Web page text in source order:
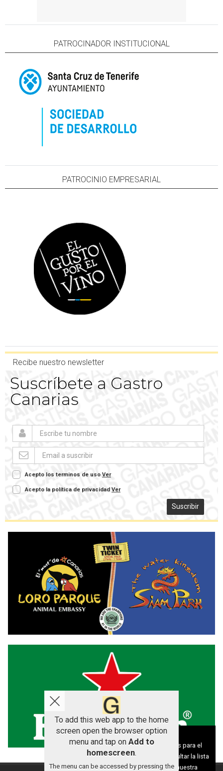
PATROCINADOR INSTITUCIONAL
PATROCINIO EMPRESARIAL
Recibe nuestro newsletter
Suscríbete a Gastro
Canarias
Acepto los terminos de uso Ver
Acepto la política de privacidad Ver
Suscribir
To add this web app to the home
screen open the browser option
menu and tap on Add to
homescreen.
The menu can be accessed by pressing the
Aviso sobre el Uso de cookies:
Utilizamos cookies nuestras y de terceros para el
funcionamiento del digital. Puedes consultar la lista
de cookies y como desconectarlas. Ver nuestra